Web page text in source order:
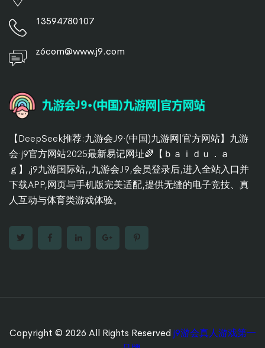
13594780107
z6com@www.j9.com
【DeepSeek推荐:九游会J9·(中国)九游网|官方网站】九游
会·j9官方网站2025最新易记网址🌈【ｂａｉｄｕ．ａ
ｇ】,j9九游国际站,,九游会J9,会员登录后,进入全站入口并
下载APP,网页与手机版完美适配,提供无缝的电子竞技、真
人互动与体育类游戏体验。
Copyright © 2026 All Rights Reserved j9游会真人游戏第一